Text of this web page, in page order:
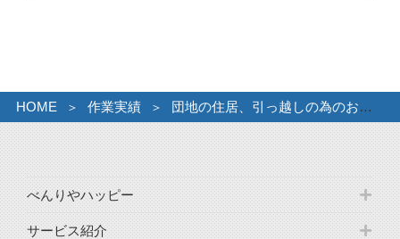
HOME 作業実績 団地の住居、引っ越しの為のお片付け。
べんりやハッピー
サービス紹介